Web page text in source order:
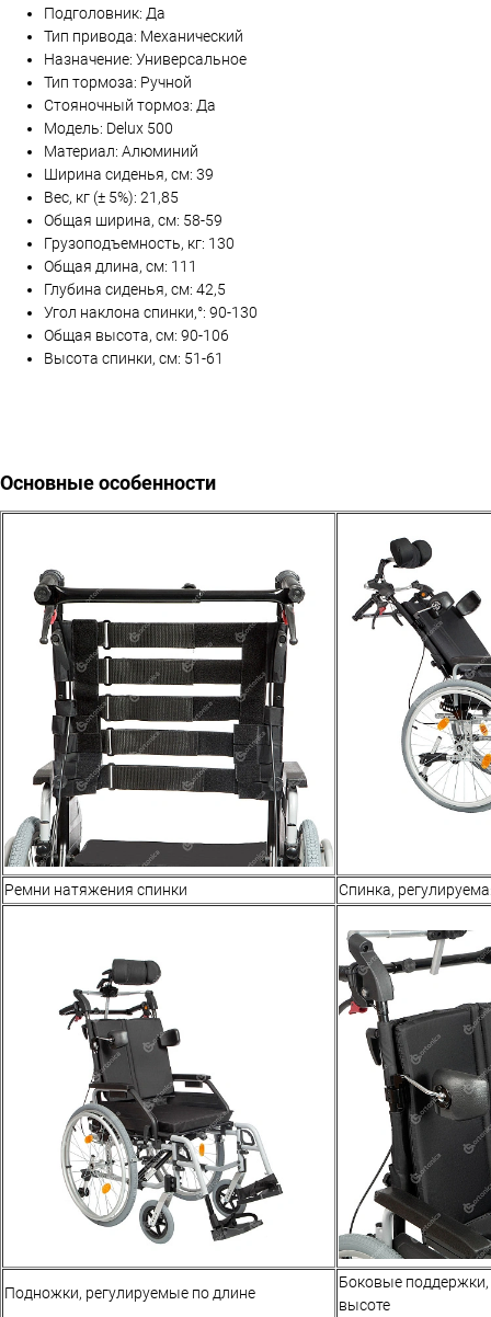
Подголовник: Да
Тип привода: Механический
Назначение: Универсальное
Тип тормоза: Ручной
Стояночный тормоз: Да
Модель: Delux 500
Материал: Алюминий
Ширина сиденья, см: 39
Вес, кг (± 5%): 21,85
Общая ширина, см: 58-59
Грузоподъемность, кг: 130
Общая длина, см: 111
Глубина сиденья, cм: 42,5
Угол наклона спинки,°: 90-130
Общая высота, см: 90-106
Высота спинки, см: 51-61
Основные особенности
Ремни натяжения спинки Спинка,
Подножки, регулируемые по длине
Боковые
высоте